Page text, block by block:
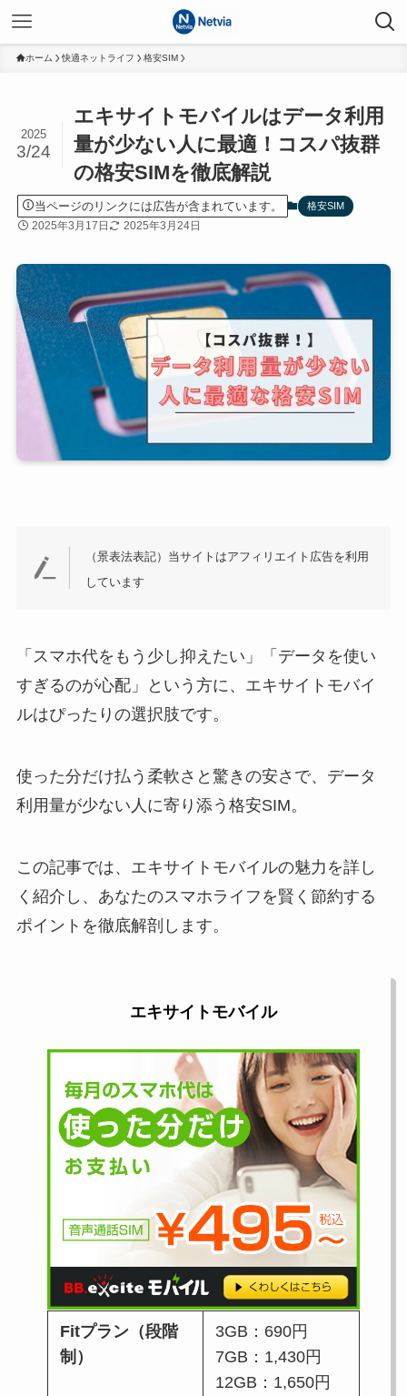
ホーム 快適ネットライフ 格安SIM
エキサイトモバイルはデータ利用
量が少ない人に最適！コスパ抜群
の格安SIMを徹底解説
2025
3/24
当ページのリンクには広告が含まれています。 格安SIM
2025年3月17日 2025年3月24日
（景表法表記）当サイトはアフィリエイト広告を利用
しています
「スマホ代をもう少し抑えたい」「データを使い
すぎるのが心配」という方に、エキサイトモバイ
ルはぴったりの選択肢です。
使った分だけ払う柔軟さと驚きの安さで、データ
利用量が少ない人に寄り添う格安SIM。
この記事では、エキサイトモバイルの魅力を詳し
く紹介し、あなたのスマホライフを賢く節約する
ポイントを徹底解剖します。
エキサイトモバイル
Fitプラン（段階
制）
3GB：690円
7GB：1,430円
12GB：1,650円